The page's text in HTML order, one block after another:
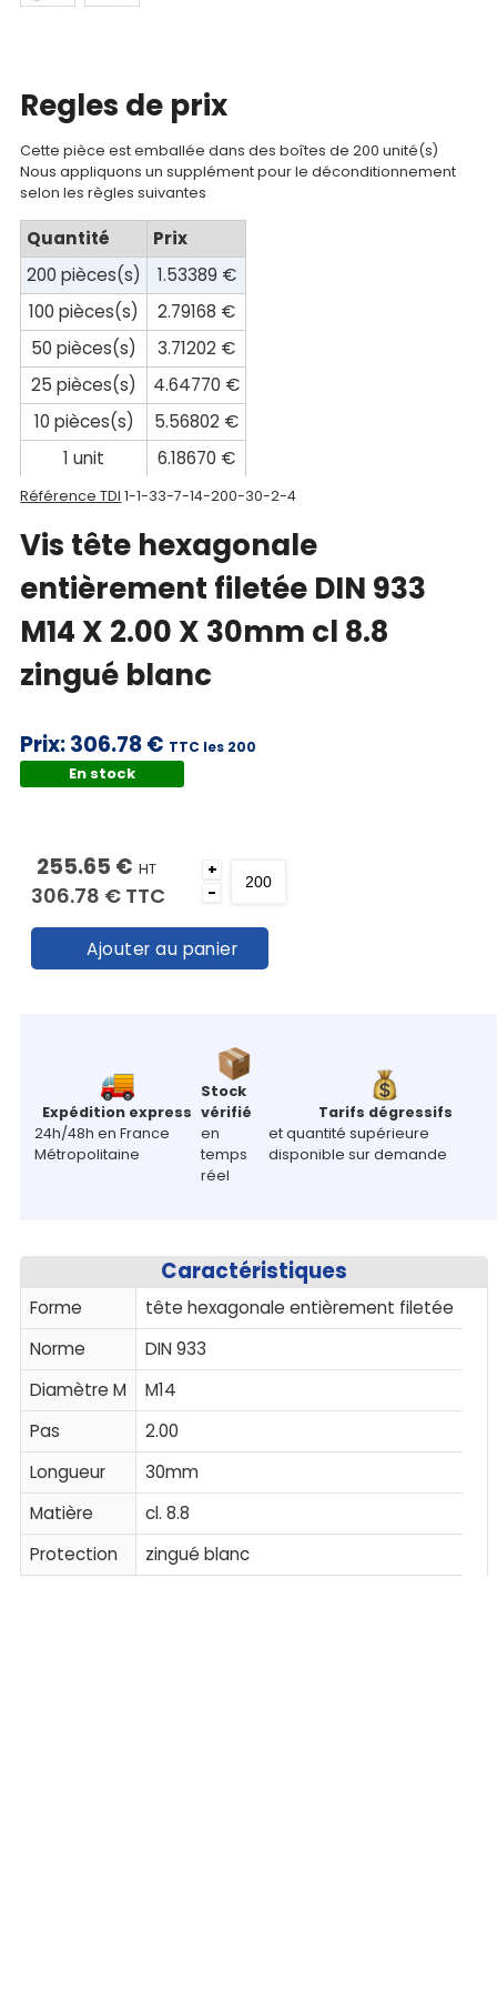
Mon
compte
Mon
panier
Contact
Regles de prix
Cette pièce est emballée dans des boîtes de 200 unité(s)
Nous appliquons un supplément pour le déconditionnement
selon les règles suivantes
Quantité
Prix
200 pièces(s)
1.53389 €
100 pièces(s)
2.79168 €
50 pièces(s)
3.71202 €
25 pièces(s)
4.64770 €
10 pièces(s)
5.56802 €
1 unit
6.18670 €
Référence TDI 1-1-33-7-14-200-30-2-4
Vis tête hexagonale
entièrement filetée DIN 933
M14 X 2.00 X 30mm cl 8.8
zingué blanc
Prix:306.78 € TTC les 200
En stock
255.65 € HT
306.78 € TTC
+
-
Ajouter au panier
Expédition express
24h/48h en France
Métropolitaine
Stock
vérifié
en
temps
réel
Tarifs dégressifs
et quantité supérieure
disponible sur demande
Caractéristiques
Forme
tête hexagonale entièrement filetée
Norme
DIN 933
Diamètre M
M14
Pas
2.00
Longueur
30mm
Matière
cl. 8.8
Protection
zingué blanc